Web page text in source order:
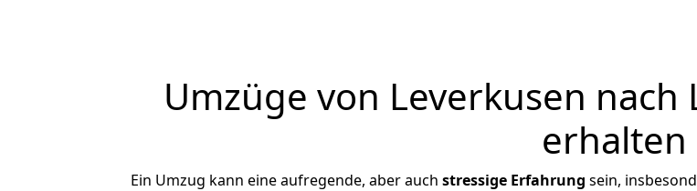
Umzüge von Leverkusen
erhalten
Ein Umzug kann eine aufregende, aber auch stressige Erfahrung sein,